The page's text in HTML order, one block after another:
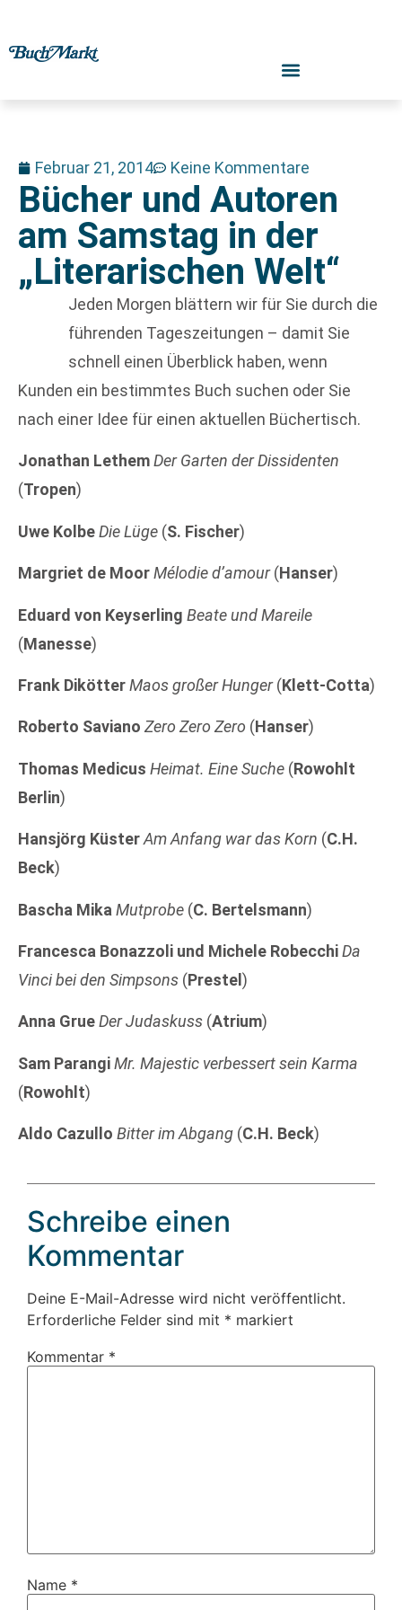
Februar 21, 2014 Keine Kommentare
Bücher und Autoren
am Samstag in der
„Literarischen Welt“
Jeden Morgen blättern wir für Sie durch die
führenden Tageszeitungen – damit Sie
schnell einen Überblick haben, wenn
Kunden ein bestimmtes Buch suchen oder Sie
nach einer Idee für einen aktuellen Büchertisch.
Jonathan LethemDer Garten der Dissidenten
(Tropen)
Uwe KolbeDie Lüge (S. Fischer)
Margriet de MoorMélodie d’amour(Hanser)
Eduard von Keyserling Beate und Mareile
(Manesse)
Frank DikötterMaos großer Hunger(Klett-Cotta)
Roberto Saviano Zero Zero Zero (Hanser)
Thomas Medicus Heimat. Eine Suche (Rowohlt
Berlin)
Hansjörg KüsterAm Anfang war das Korn (C.H.
Beck)
Bascha Mika Mutprobe (C. Bertelsmann)
Francesca Bonazzoli und Michele RobecchiDa
Vinci bei den Simpsons (Prestel )
Anna GrueDer Judaskuss (Atrium)
Sam ParangiMr. Majestic verbessert sein Karma
(Rowohlt)
Aldo Cazullo Bitter im Abgang (C.H. Beck)
Schreibe einen
Kommentar
Deine E-Mail-Adresse wird nicht veröffentlicht.
Erforderliche Felder sind mit * markiert
Kommentar *
Name *